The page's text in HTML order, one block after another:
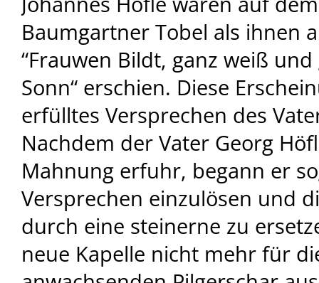
Baumgartner Tobel als ihnen
“Frauwen Bildt, ganz weiß
Sonn“ erschien. Diese
erfülltes Versprechen des
Nachdem der Vater Georg
Mahnung erfuhr, begann er
Versprechen einzulösen und
durch eine steinerne zu
neue Kapelle nicht mehr für